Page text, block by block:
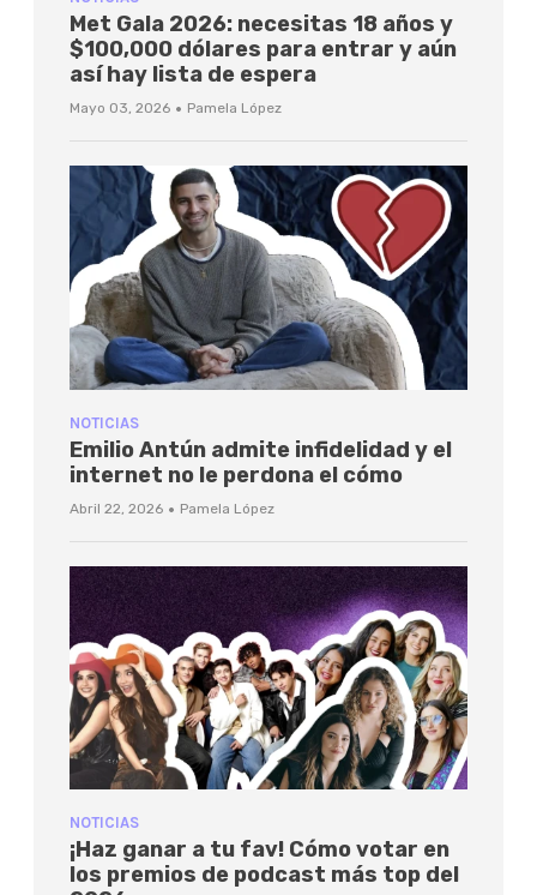
Met Gala 2026: necesitas 18 años y
$100,000 dólares para entrar y aún
así hay lista de espera
Mayo 03, 2026 · Pamela López
NOTICIAS
Emilio Antún admite infidelidad y el
internet no le perdona el cómo
Abril 22, 2026 · Pamela López
NOTICIAS
¡Haz ganar a tu fav! Cómo votar en
los premios de podcast más top del